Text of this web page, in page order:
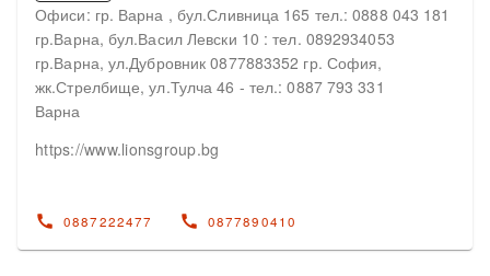
Офиси: гр. Варна , бул.Сливница 165 тел.: 0888 043 181
гр.Варна, бул.Васил Левски 10 : тел. 0892934053
гр.Варна, ул.Дубровник 0877883352 гр. София,
жк.Стрелбище, ул.Тулча 46 - тел.: 0887 793 331
Варна
https://www.lionsgroup.bg
call 0887222477 call 0877890410